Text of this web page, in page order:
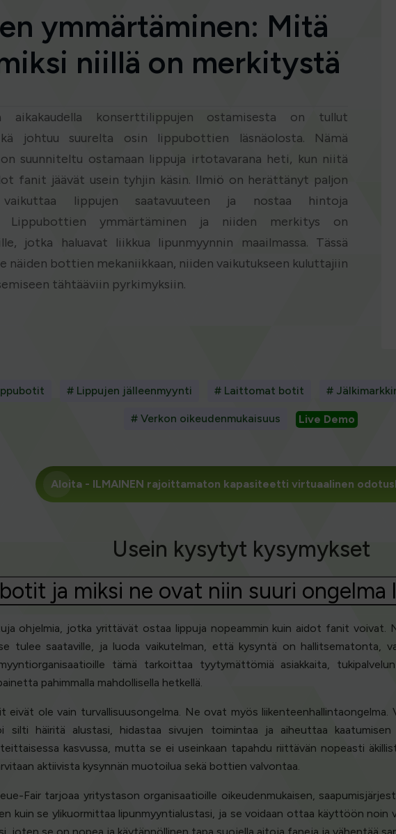
ymmärtäminen: Mitä
niillä on merkitystä
aikakaudella konserttilippujen ostamisesta on tullut
johtuu suurelta osin lippubottien läsnäolosta. Nämä
suunniteltu ostamaan lippuja irtotavarana heti, kun niitä
fanit jäävät usein tyhjin käsin. Ilmiö on herättänyt paljon
lippujen saatavuuteen ja nostaa hintoja
Lippubottien ymmärtäminen ja niiden merkitys on
jotka haluavat liikkua lipunmyynnin maailmassa. Tässä
näiden bottien mekaniikkaan, niiden vaikutukseen kuluttajiin
tähtääviin pyrkimyksiin.
# Lippujen jälleenmyynti # Laittomat botit #
# Verkon oikeudenmukaisuus Live Demo
Aloita- ILMAINEN rajoittamaton kapasiteetti virtuaalinen
Usein kysytyt kysymykset
ja miksi ne ovat niin suuri ongelma
ohjelmia, jotka yrittävät ostaa lippuja nopeammin kuin aidot fanit voivat.
tulee saataville, ja luoda vaikutelman, että kysyntä on hallitsematonta,
tämä tarkoittaa tyytymättömiä asiakkaita,
pahimmalla mahdollisella hetkellä.
ole vain turvallisuusongelma. Ne ovat myös liikenteenhallintaongelma.
silti häiritä alustasi, hidastaa sivujen toimintaa ja aiheuttaa
kasvussa, mutta se ei useinkaan tapahdu riittävän nopeasti
aktiivista kysynnän muotoilua sekä bottien valvontaa.
Fair tarjoaa yritystason organisaatioille oikeudenmukaisen,
kuin se ylikuormittaa lipunmyyntialustasi, ja se voidaan ottaa käyttöön noin